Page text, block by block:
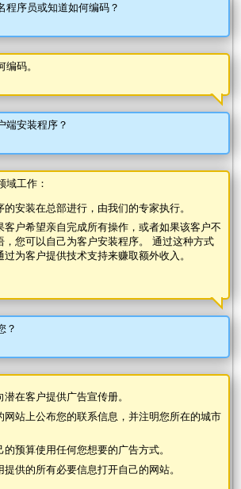
程序员或知道如何编码？
码。
端安装程序？
域工作：
安装在总部进行，由我们的专家执行。
客户希望亲自完成所有操作，或者如果该客户不
，您可以自己为客户安装程序。 通过这种方式
为客户提供技术支持来赚取额外收入。
？
在客户提供广告宣传册。
网站上公布您的联系信息，并注明您所在的城市
预算使用任何您想要的广告方式。
供的所有必要信息打开自己的网站。